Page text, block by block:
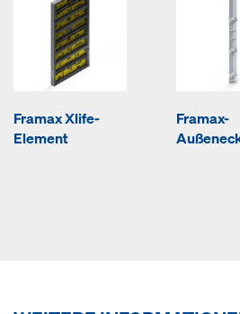
Framax Xlife-
Element
Framax-